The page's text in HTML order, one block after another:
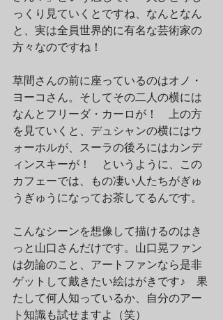
っくり見ていくとですね、なんとなん
と、実は全員世界的に有名な芸術家の
方々なのですね！
草間さんの前に座っているのはオノ・
ヨーコさん。そしてその二人の横には
なんとフリーダ・カーロが！　上の方
を見ていくと、デュシャンの横にはウ
ォーホルが、スーラの後ろにはカンデ
ィンスキーが！　というように、この
カフェーでは、もの凄い人たちがぎゅ
うぎゅうになってお茶してるんです。
こんなシーンを想像して描けるのはき
っと山口さんだけです。山口晃ファン
は勿論のこと、アートファンなら是非
ゲットして戴きたい絵はがきです♪　果
たして何人知っているか、自分のアー
ト知識も試せますよ（笑）